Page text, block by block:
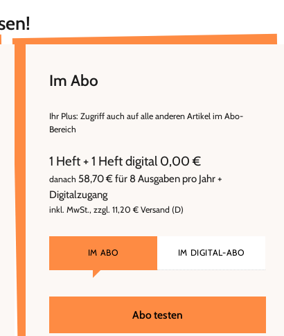
Im Abo
Ihr Plus: Zugriff auch auf alle anderen Artikel im Abo-
Bereich
1 Heft + 1 Heft digital 0,00 €
danach 58,70 € für 8 Ausgaben pro Jahr +
Digitalzugang
inkl. MwSt., zzgl. 11,20 € Versand (D)
IM ABO IM DIGITAL-ABO
Abo testen